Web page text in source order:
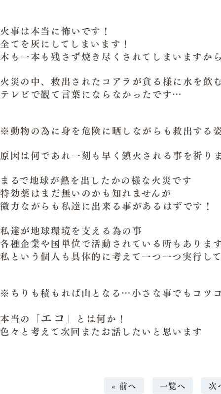
火事は本当に怖いです！
全てを灰にしてしまいます！
木も一本も残さず焼き尽くされてしまいますか
火災の中、救出されたコアラが貪る様に水を飲
テレビで観て言葉にならなかったです…
※動物の為に身を危険に晒しながらも救出する
原因は何であれ一刻も早く鎮火される事を祈り
まるで地球が熱を出したかの様な火災です
特効薬はまだ無いのかも知れませんが
微力ながらも私達に出来る事があるはずです！
私達が地球環境を支える為の事
各種企業や国単位で活動されている所もありま
私という個人も具体的に考えて一つ一つ実行し
※ちりも積もれば山となる…小さな事でもコツ
本当の「エコ 」とは何か！
色々と考えて次回またお話したいと思います
« 前へ 一覧へ 次